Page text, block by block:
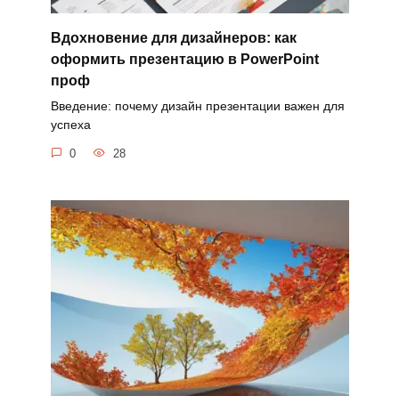
Вдохновение для дизайнеров: как
оформить презентацию в PowerPoint
проф
Введение: почему дизайн презентации важен для
успеха
0 28